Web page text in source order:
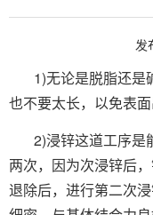
发
1)无论是脱脂还是
也不要太长，以免表面
2)浸锌这道工序是
两次，因为次浸锌后
退除后，进行第二次